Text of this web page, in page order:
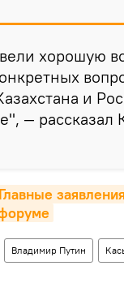
хорошую
и
—
Главные
Владимир Путин